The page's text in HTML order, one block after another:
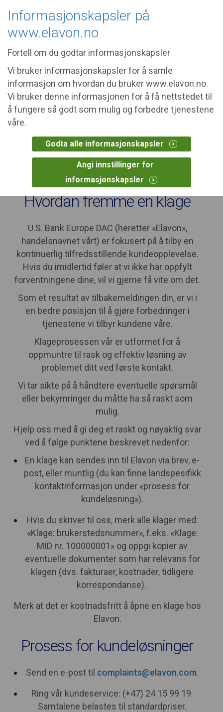
Informasjonskapsler på
www.elavon.no
Fortell om du godtar informasjonskapsler
Vi bruker informasjonskapsler for å samle
informasjon om hvordan du bruker www.elavon.no.
Vi bruker denne informasjonen for å få nettstedet til
å fungere så godt som mulig og forbedre tjenestene
våre.
Godta alle informasjonskapsler
Angi innstillinger for
informasjonskapsler
The site you requested may not be
relevant in your area. United States
eskaleringsprosess
Hvordan fremme en klage
U.S. Bank Europe DAC (heretter «Elavon»,
handelsnavnet vårt) er fokusert på å tilby en
kontinuerlig tilfredsstillende kundeopplevelse.
Hvis du imidlertid føler at vi ikke har oppfylt
forventningene dine, vil vi gjerne få vite om det.
Som et resultat av tilbakemeldingen din, er vi i
en bedre posisjon til å gjøre forbedringer i
tjenestene vi tilbyr kundene våre.
Klageprosessen vår er utformet for å
oppmuntre til rask og effektiv løsning av
problemet ditt ved første kontakt.
Vi tar sikte på å håndtere eventuelle spørsmål
eller bekymringer du måtte ha så raskt som
mulig.
Hjelp oss med å gi deg et raskt og nøyaktig svar
ved å følge punktene beskrevet nedenfor:
En klage kan sendes inn til Elavon via brev, e-
post, eller muntlig (du kan finne landspesifikk
kontaktinformasjon under «prosess for
kundeløsning»).
Hvis du skriver til oss, merk alle klager med:
«Klage: brukerstedsnummer», f.eks. «Klage:
MID nr. 100000001» og oppgi kopier av
eventuelle dokumenter som har relevans for
klagen (dvs. fakturaer, kostnader, tidligere
korrespondanse).
Merk at det er kostnadsfritt å åpne en klage hos
Elavon.
Prosess for kundeløsninger
Send en e-post til complaints@elavon.com.
Ring vår kundeservice: (+47) 24 15 99 19.
Samtalene belastes til standardpriser.